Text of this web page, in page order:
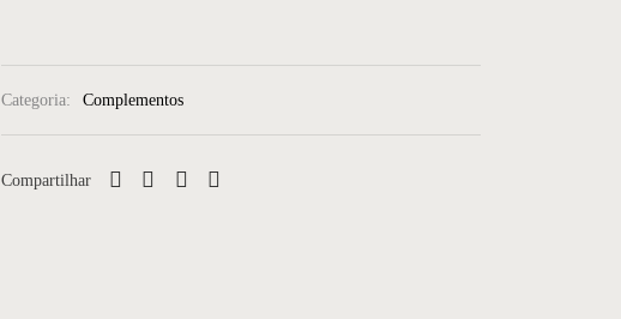
Categoria: Complementos
Compartilhar